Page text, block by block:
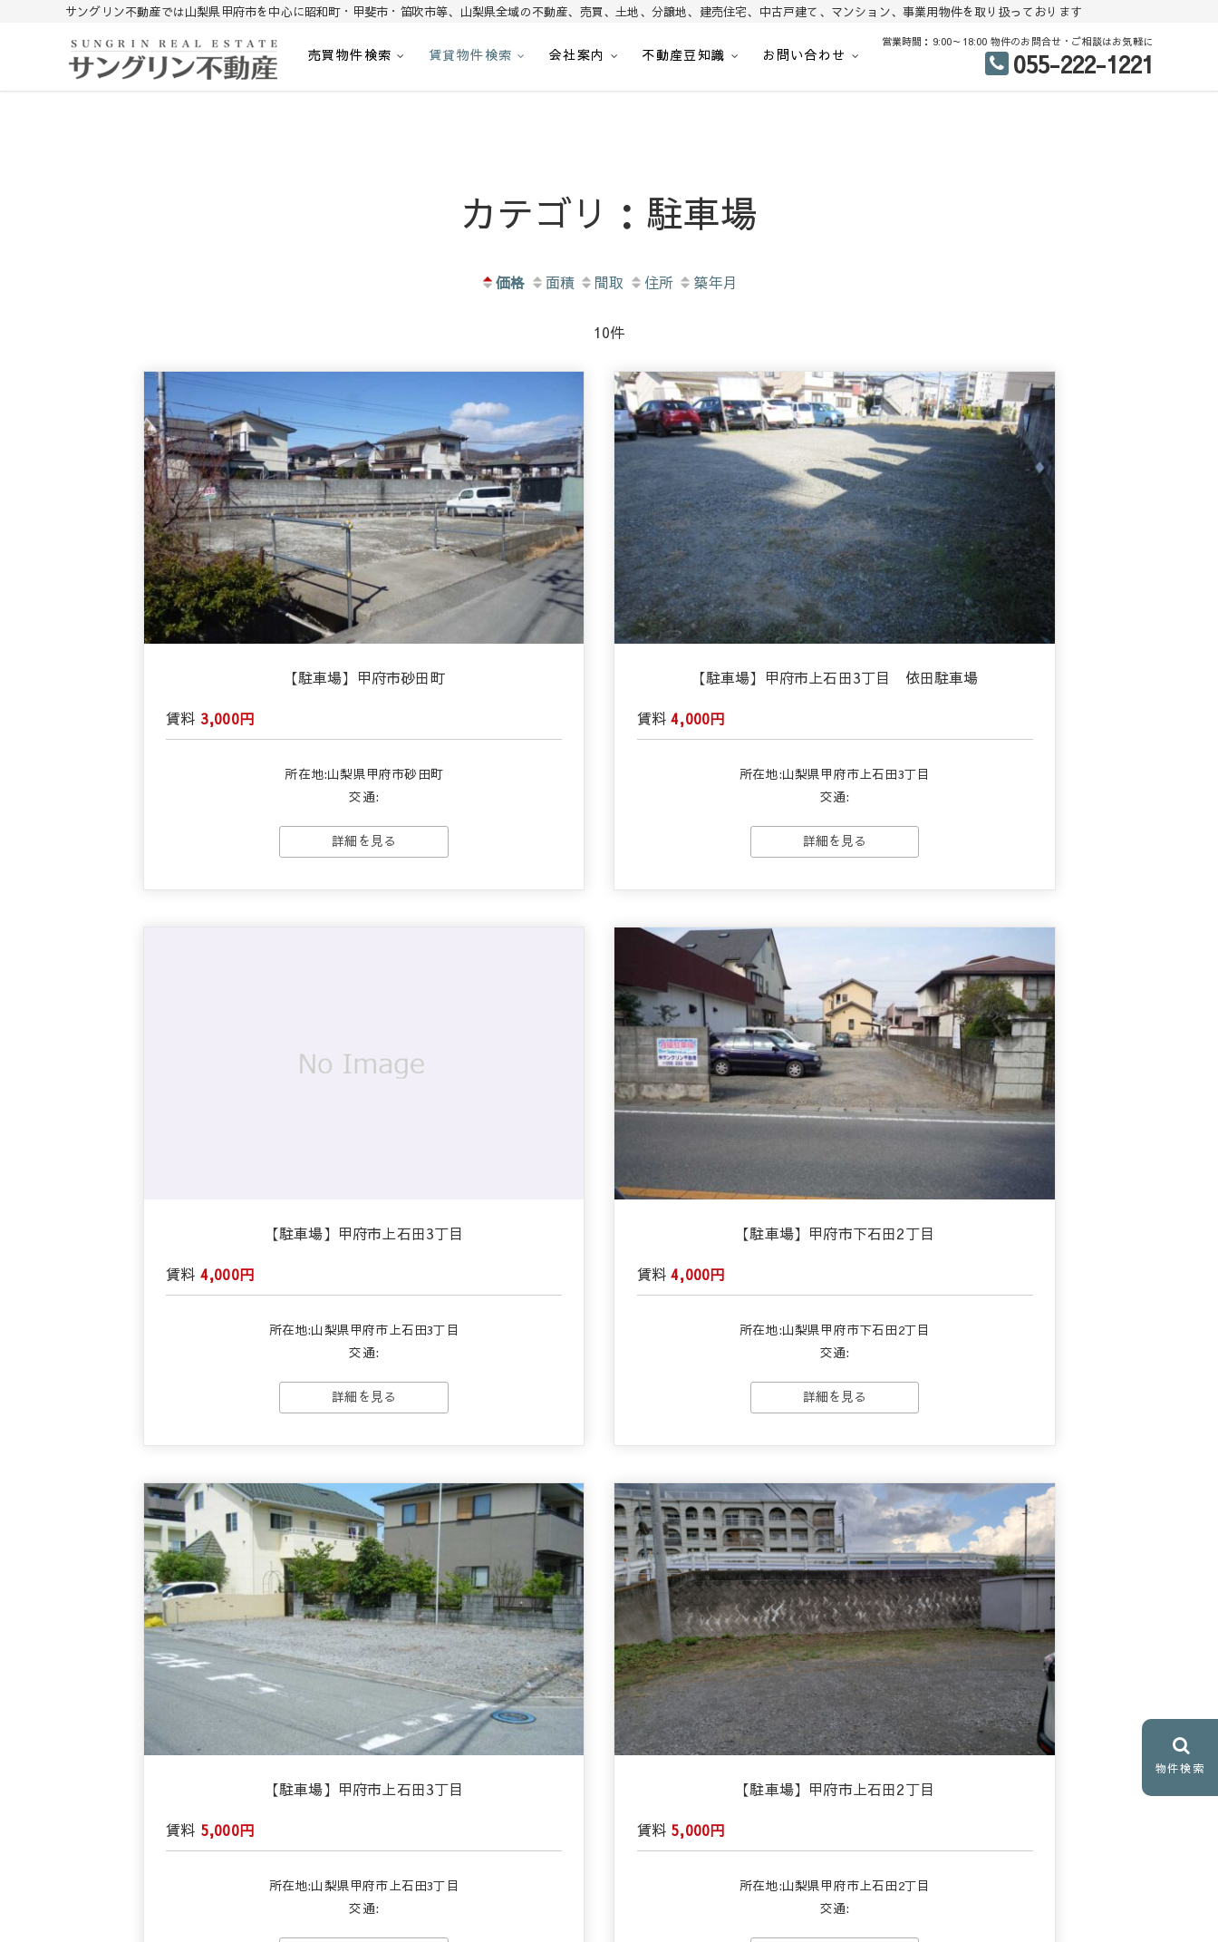
サングリン不動産では山梨県甲府市を中心に昭和町・甲斐市・笛吹市等、山梨県全域の不動産、売買、土地、分譲地、建売住宅、中古戸建て、マンション、事業用物件を取り扱っております
山梨不動産｜不動産売買、賃貸、無料査定｜山梨県甲府市を中心に昭和町・甲斐市・笛吹市・南アルプス市、中央市など山梨県の不動産、土地、分譲地、建売住宅、戸建て、マンション、事業用物件を多数掲載中
売買物件検索 賃貸物件検索 会社案内 不動産豆知識 お問い合わせ
営業時間：9:00～18:00 物件のお問合せ・ご相談はお気軽に
055-222-1221
カテゴリ：駐車場
価格 面積 間取 住所 築年月
10件
【駐車場】甲府市砂田町
賃料 3,000円
所在地:山梨県甲府市砂田町
交通:
詳細を見る
【駐車場】甲府市上石田3丁目 依田駐車場
賃料4,000円
所在地:山梨県甲府市上石田3丁目
交通:
詳細を見る
【駐車場】甲府市上石田3丁目
賃料 4,000円
所在地:山梨県甲府市上石田3丁目
交通:
詳細を見る
【駐車場】甲府市下石田2丁目
賃料4,000円
所在地:山梨県甲府市下石田2丁目
交通:
詳細を見る
【駐車場】甲府市上石田3丁目
賃料 5,000円
所在地:山梨県甲府市上石田3丁目
交通:
【駐車場】甲府市上石田2丁目
賃料5,000円
所在地:山梨県甲府市上石田2丁目
交通:
物件検索